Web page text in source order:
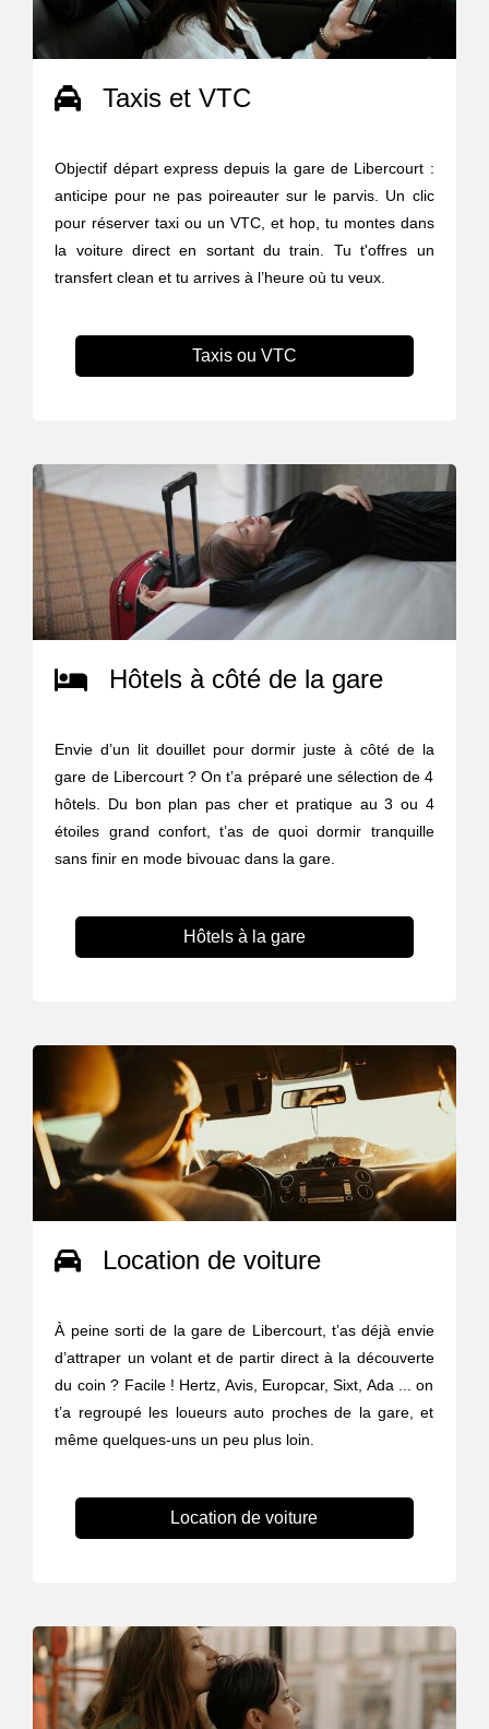
Taxis et VTC
Objectif départ express depuis la gare de Libercourt :
anticipe pour ne pas poireauter sur le parvis. Un clic
pour réserver taxi ou un VTC, et hop, tu montes dans
la voiture direct en sortant du train. Tu t'offres un
transfert clean et tu arrives à l’heure où tu veux.
Taxis ou VTC
Hôtels à côté de la gare
Envie d’un lit douillet pour dormir juste à côté de la
gare de Libercourt ? On t’a préparé une sélection de 4
hôtels. Du bon plan pas cher et pratique au 3 ou 4
étoiles grand confort, t’as de quoi dormir tranquille
sans finir en mode bivouac dans la gare.
Hôtels à la gare
Location de voiture
À peine sorti de la gare de Libercourt, t’as déjà envie
d’attraper un volant et de partir direct à la découverte
du coin ? Facile ! Hertz, Avis, Europcar, Sixt, Ada ... on
t’a regroupé les loueurs auto proches de la gare, et
même quelques-uns un peu plus loin.
Location de voiture